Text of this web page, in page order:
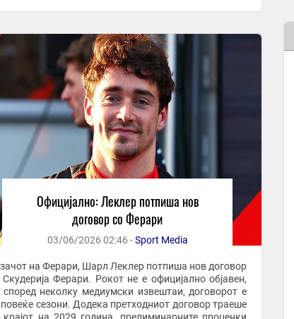
Официјално: Леклер потпиша нов
договор со Ферари
03/06/2026 02:46 -Sport Media
на Ферари, Шарл Леклер потпиша нов договор
Скудерија Ферари. Рокот не е официјално објавен,
според неколку медиумски извештаи, договорот е
сезони. Додека претходниот договор траеше